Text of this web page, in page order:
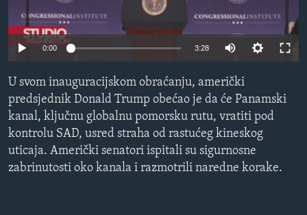
O GLASU AMERIKE
Learning English
PRATITE NAS
Jezici
240p 480p
0:00 3:28
360p
480p
810p
U svom inauguracijskom obraćanju, američki
predsjednik Donald Trump obećao je da će Panamski
kanal, ključnu globalnu pomorsku rutu, vratiti pod
kontrolu SAD, usred straha od rastućeg kineskog
uticaja. Američki senatori ispitali su sigurnosne
zabrinutosti oko kanala i razmotrili naredne korake.